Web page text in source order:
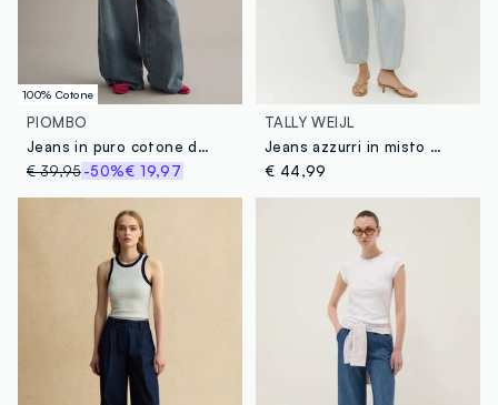
100% Cotone
PIOMBO
Jeans in puro cotone denim blu wide leg
€ 39,95-50%€ 19,97
TALLY WEIJL
Jeans azzurri in misto cotone e lyocell
€ 44,99